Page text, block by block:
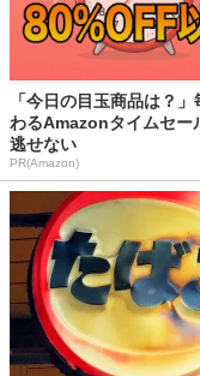
「今日の目玉商品は？」
わるAmazonタイムセー
逃せない
PR(Amazon)